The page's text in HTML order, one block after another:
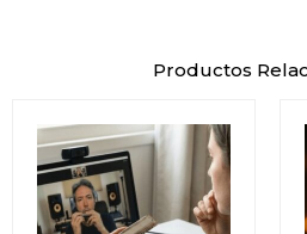
Productos